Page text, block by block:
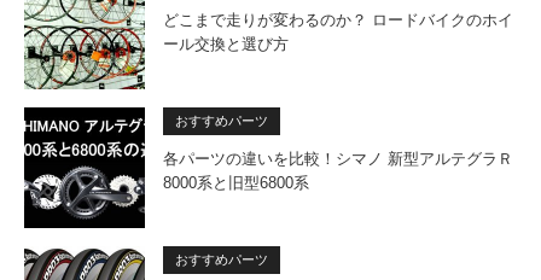
どこまで走りが変わるのか？ ロードバイクのホイ
ール交換と選び方
おすすめパーツ
各パーツの違いを比較！シマノ 新型アルテグラＲ
8000系と旧型6800系
おすすめパーツ